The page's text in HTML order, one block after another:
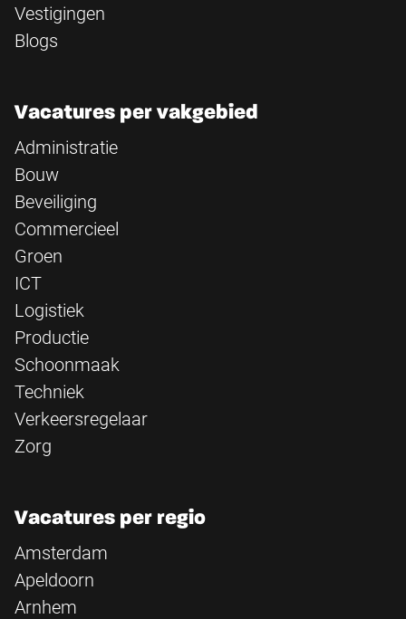
Vestigingen
Blogs
Vacatures per vakgebied
Administratie
Bouw
Beveiliging
Commercieel
Groen
ICT
Logistiek
Productie
Schoonmaak
Techniek
Verkeersregelaar
Zorg
Vacatures per regio
Amsterdam
Apeldoorn
Arnhem